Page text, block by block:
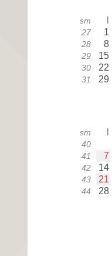
sm
27 1
28 8
29 15
30 22
31 29
sm
40
41 7
42 14
43 21
44 28